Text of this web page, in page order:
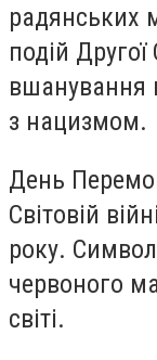
радянських
подій Другої
вшанування
з нацизмом.
День
Світовій
року.
червоного
світі.